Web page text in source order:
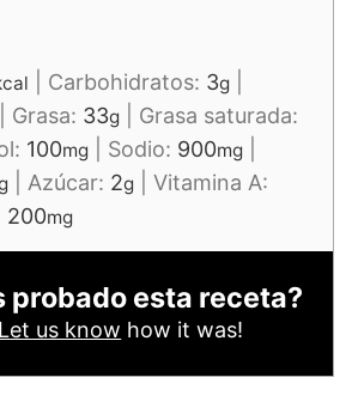
Carbohidratos: 3g
Grasa: 33g
Grasa saturada:
100mg Sodio: 900mg
Azúcar: 2g
Vitamina A:
200mg
probado esta receta?
Let us know how it was!